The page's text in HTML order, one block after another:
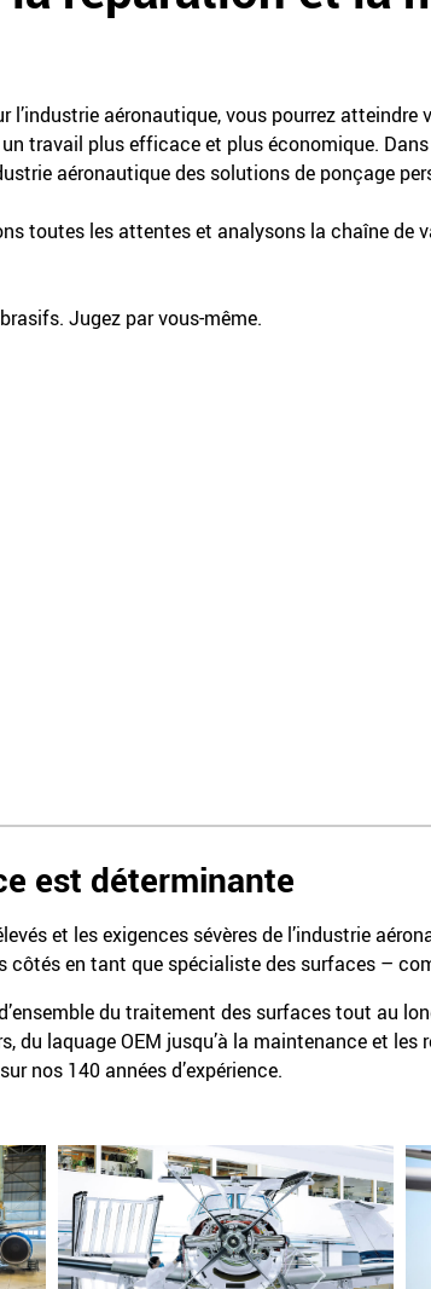
l’industrie aéronautique, vous pourrez
travail plus efficace et plus économique.
aéronautique des solutions de ponçage
toutes les attentes et analysons la chaîne de
Jugez par vous-même.
est déterminante
et les exigences sévères de l’industrie
côtés en tant que spécialiste des surfaces –
du traitement des surfaces tout au
du laquage OEM jusqu’à la maintenance et les
nos 140 années d’expérience.